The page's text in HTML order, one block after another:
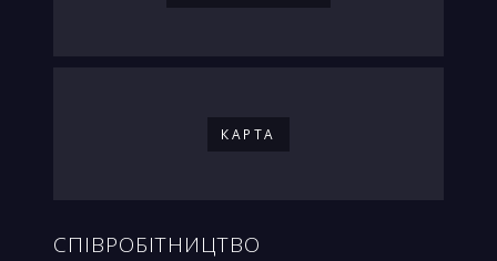
КАРТА
СПІВРОБІТНИЦТВО